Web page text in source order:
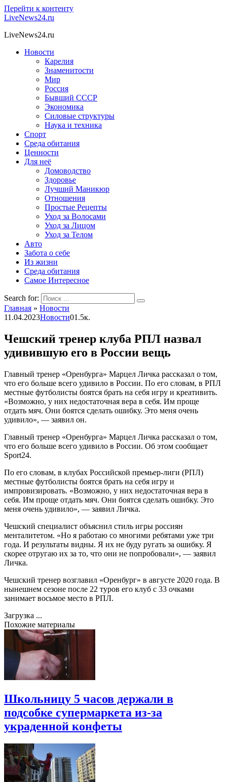
Перейти к контенту
LiveNews24.ru
LiveNews24.ru
Новости
Карелия
Знаменитости
Мир
Россия
Бывший СССР
Экономика
Силовые структуры
Наука и техника
Спорт
Среда обитания
Ценности
Для неё
Домоводство
Здоровье
Лучший Маникюр
Отношения
Простые Рецепты
Уход за Волосами
Уход за Лицом
Уход за Телом
Авто
Забота о себе
Из жизни
Среда обитания
Самое Интересное
Search for:
Главная » Новости
11.04.2023Новости01.5к.
Чешский тренер клуба РПЛ назвал
удивившую его в России вещь
Главный тренер «Оренбурга» Марцел Личка рассказал о том,
что его больше всего удивило в России. По его словам, в РПЛ
местные футболисты боятся брать на себя игру и креативить.
«Возможно, у них недостаточная вера в себя. Им проще
отдать мяч. Они боятся сделать ошибку. Это меня очень
удивило», — заявил он.
Главный тренер «Оренбурга» Марцел Личка рассказал о том,
что его больше всего удивило в России. Об этом сообщает
Sport24.
По его словам, в клубах Российской премьер-лиги (РПЛ)
местные футболисты боятся брать на себя игру и
импровизировать. «Возможно, у них недостаточная вера в
себя. Им проще отдать мяч. Они боятся сделать ошибку. Это
меня очень удивило», — заявил Личка.
Чешский специалист объяснил стиль игры россиян
менталитетом. «Но я работаю со многими ребятами уже три
года. И результаты видны. Я их не буду ругать за ошибку. Я
скорее отругаю их за то, что они не попробовали», — заявил
Личка.
Чешский тренер возглавил «Оренбург» в августе 2020 года. В
нынешнем сезоне после 22 туров его клуб с 33 очками
занимает восьмое место в РПЛ.
Загрузка ...
Похожие материалы
Школьницу 5 часов держали в
подсобке супермаркета из-за
украденной конфеты